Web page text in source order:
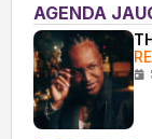
AGENDA